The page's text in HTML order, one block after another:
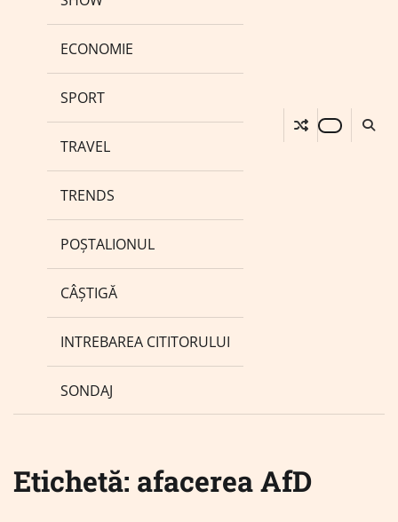
ECONOMIE
SPORT
TRAVEL
TRENDS
POȘTALIONUL
CÂȘTIGĂ
INTREBAREA CITITORULUI
SONDAJ
Etichetă: afacerea AfD